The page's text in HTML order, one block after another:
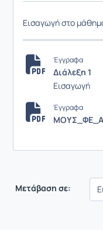
Εισαγωγή στο
Έγγραφα
Διάλεξη 1
Εισαγωγή
Έγγραφα
Μετάβαση σε: